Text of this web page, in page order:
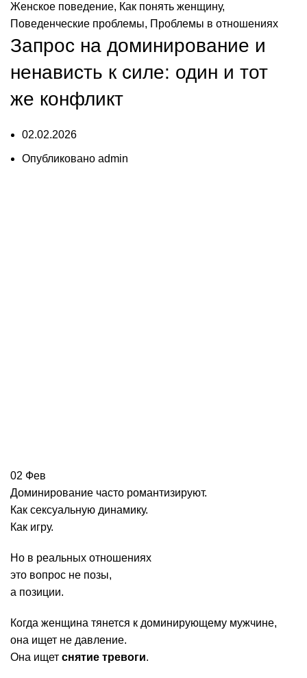
Женское поведение, Как понять женщину,
Поведенческие проблемы, Проблемы в отношениях
Запрос на доминирование и
ненависть к силе: один и тот
же конфликт
02.02.2026
Опубликовано admin
02 Фев
Доминирование часто романтизируют.
Как сексуальную динамику.
Как игру.
Но в реальных отношениях
это вопрос не позы,
а позиции.
Когда женщина тянется к доминирующему мужчине,
она ищет не давление.
Она ищет снятие тревоги.